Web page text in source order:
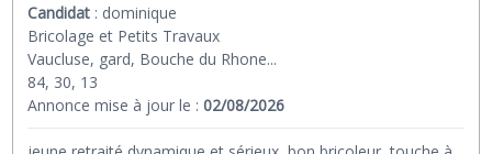
Candidat : dominique
Bricolage et Petits Travaux
Vaucluse, gard, Bouche du Rhone...
84, 30, 13
Annonce mise à jour le :02/08/2026